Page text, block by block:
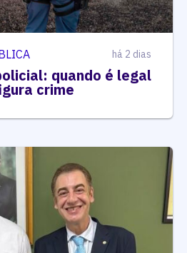
há 2 dias
quando é legal
crime